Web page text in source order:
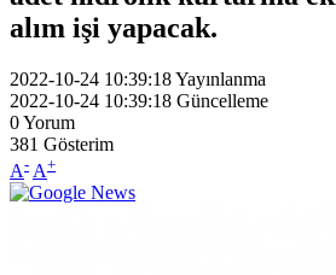
alım işi yapacak.
2022-10-24 10:39:18Yayınlanma
2022-10-24 10:39:18 Güncelleme
0Yorum
381 Gösterim
A- A+